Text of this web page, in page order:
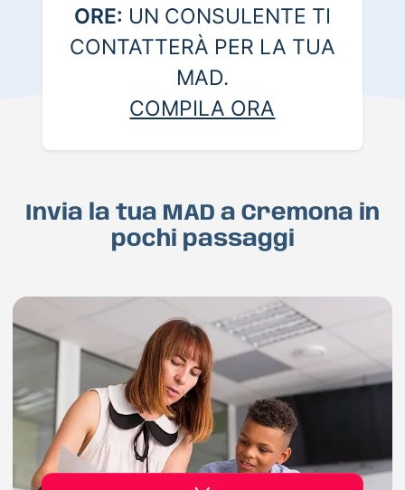
ORE: UN CONSULENTE TI
CONTATTERÀ PER LA TUA
MAD.
COMPILA ORA
Invia la tua MAD a Cremona in
pochi passaggi